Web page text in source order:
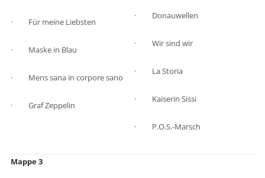
· Für meine Liebsten
· Maske in Blau
· Mens sana in corpore sano
· Graf Zeppelin
· Donauwellen
· Wir sind wir
· La Storia
· Kaiserin Sissi
· P.O.S.-Marsch
Mappe 3